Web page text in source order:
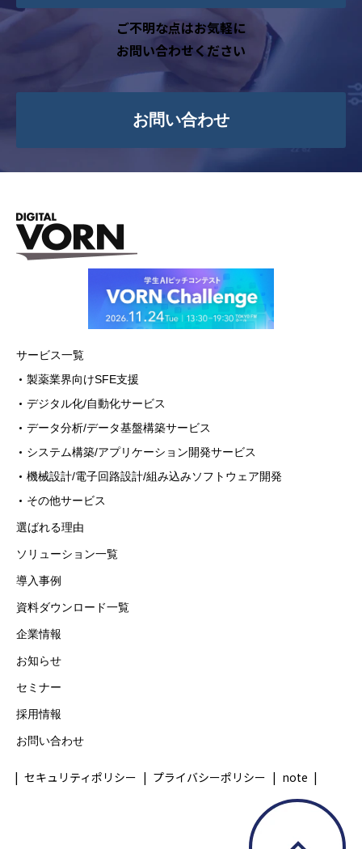
・その他、ご本人に事前にお知らせしご
同意いただいた目的のため
4. 個人情報取扱いの委託
当社は事業運営上、前項利用目的の範囲
あります。この場合、個人情報保護水準の高
い委託先を選定し、個人情報の適正管理・
機密保持についての契約を交わし、適切な
5. 個人情報の開示等の請求
ご本人様は、当社に対してご自身の個人
情報の開示等（利用目的の通知、開示、内
容の訂正・追加・削除、利用の停止または
消去、第三者への提供の停止）に関して、
下記の当社問合わせ窓口に申し出ることが
できます。その際、当社はお客様ご本人を確
認させていただいたうえで、合理的な期間
内に対応いたします。
【お問合せ窓口】
東京倶楽部ビルディング9階
株式会社デジタルフォルン 個人情報問
合せ窓口
メールアドレス：privacy@vorn.co.jp（受
付時間9:00～18:00※）
※土・日曜日、祝日、年末年始、ゴール
デンウィーク期間は翌営業日以降の対応と
6. 個人情報を提供されることの任意性につ
いて
ご本人様が当社に個人情報を提供される
かどうかは任意によるものです。 ただし、
必要な項目をいただけない場合、適切な対
※詳細な個人情報の取扱いについては、当
社「プライバシーポリシー」をご確認くだ
ご不明な点はお気軽に
お問い合わせください
お問い合わせ
サービス一覧
製薬業界向けSFE支援
デジタル化/自動化サービス
データ分析/データ基盤構築サービス
システム構築/アプリケーション開発サービス
機械設計/電子回路設計/組み込みソフトウェア開発
その他サービス
選ばれる理由
ソリューション一覧
導入事例
資料ダウンロード一覧
企業情報
お知らせ
セミナー
採用情報
お問い合わせ
セキュリティポリシー プライバシーポリシー note